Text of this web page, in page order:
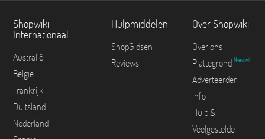
Shopwiki
Internationaal
Australië
België
Frankrijk
Duitsland
Nederland
Hulpmiddelen
ShopGidsen
Reviews
Over Shopwiki
Over ons
Plattegrond Nieuw!
Adverteerder
Info
Hulp &
Veelgestelde